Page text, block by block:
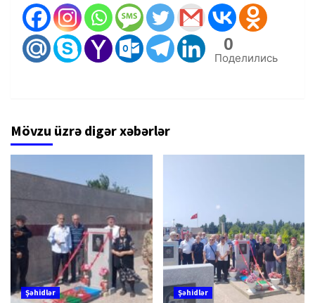
0
Поделились
Mövzu üzrə digər xəbərlər
Şəhidlər Şəhidlər